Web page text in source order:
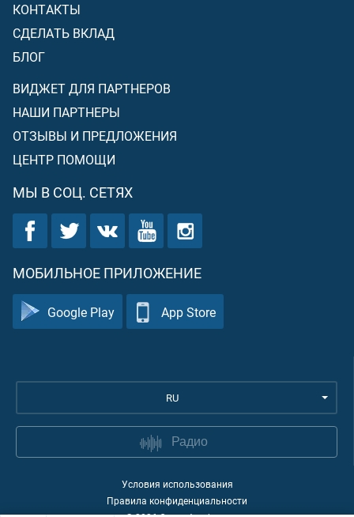
КОНТАКТЫ
СДЕЛАТЬ ВКЛАД
БЛОГ
ВИДЖЕТ ДЛЯ ПАРТНЕРОВ
НАШИ ПАРТНЕРЫ
ОТЗЫВЫ И ПРЕДЛОЖЕНИЯ
ЦЕНТР ПОМОЩИ
МЫ В СОЦ. СЕТЯХ
МОБИЛЬНОЕ ПРИЛОЖЕНИЕ
Google Play App Store
RU
Радио
Условия использования
Правила конфиденциальности